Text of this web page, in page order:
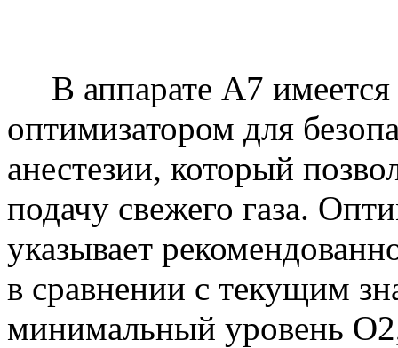
В аппарате A7 имеется
оптимизатором для
анестезии, который
подачу свежего газа.
указывает
в сравнении с текущим
минимальный уровень